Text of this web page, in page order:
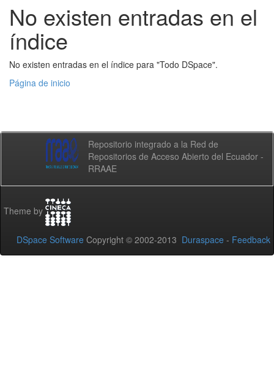
No existen entradas en el
índice
No existen entradas en el índice para "Todo DSpace".
Página de inicio
Repositorio integrado a la Red de
Repositorios de Acceso Abierto del Ecuador -
RRAAE
Theme by
DSpace Software Copyright © 2002-2013 Duraspace - Feedback